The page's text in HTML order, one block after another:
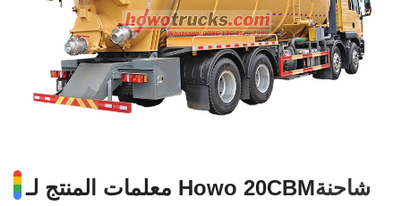
معلمات المنتج لـ Howo 20CBMشاحنة